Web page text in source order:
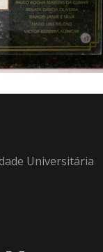
Universitária